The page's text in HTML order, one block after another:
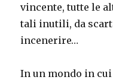
vincente, tutte le
tali inutili, da
incenerire…
In un mondo in